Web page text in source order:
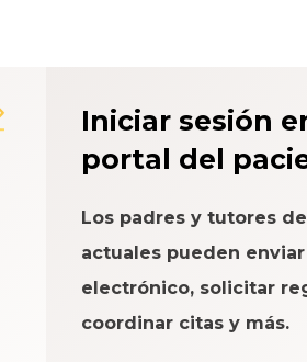
Iniciar sesión
portal del
Los padres y tutores
actuales pueden
electrónico, solicitar
coordinar citas y más.